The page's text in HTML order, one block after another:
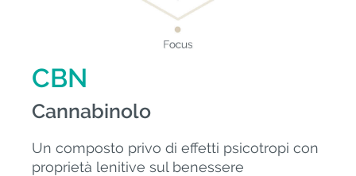
CBN
Cannabinolo
Un composto privo di effetti psicotropi con
proprietà lenitive sul benessere